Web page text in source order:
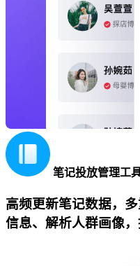
笔记投放管理工
高频更新笔记数据，
信息、解析人群画像，